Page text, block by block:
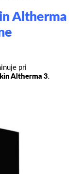
Altherma
pri
Altherma 3.